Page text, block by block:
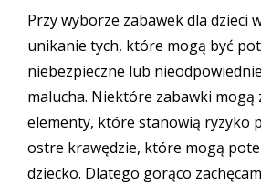
Przy wyborze zabawek dla dzieci
unikanie tych, które mogą być
niebezpieczne lub
malucha. Niektóre zabawki mogą
elementy, które stanowią ryzyko
ostre krawędzie, które mogą
dziecko. Dlatego gorąco